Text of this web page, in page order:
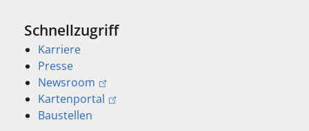
Schnellzugriff
Karriere
Presse
Newsroom
Kartenportal
Baustellen